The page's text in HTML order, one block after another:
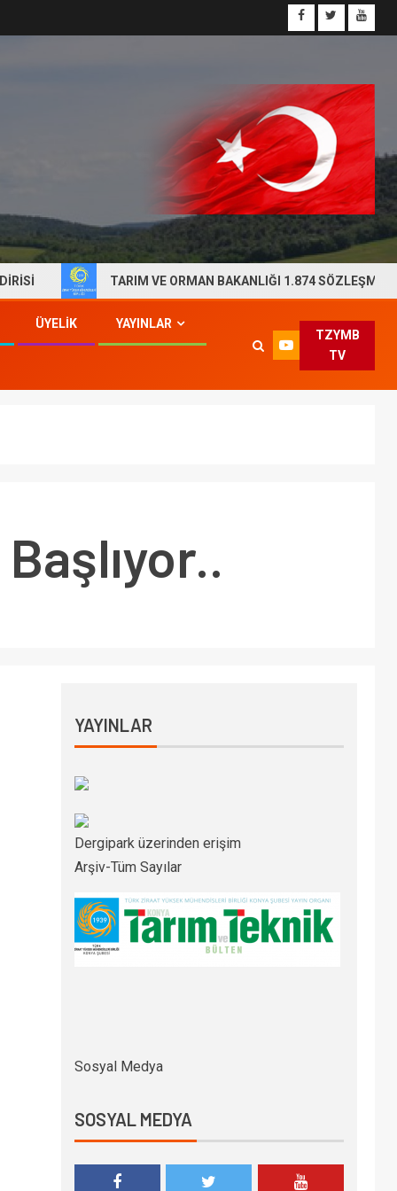
TARIM VE ORMAN BAKANLIĞI 1.874 SÖZLEŞMELİ
ÜYELİK
YAYINLAR
TZYMB
TV
YAYINLAR
Dergipark üzerinden erişim
Arşiv-Tüm Sayılar
Sosyal Medya
SOSYAL MEDYA